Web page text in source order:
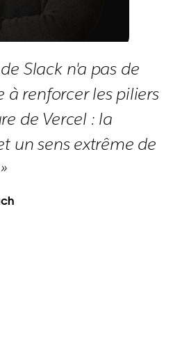
Slack n'a pas de
à renforcer les piliers
de Vercel : la
un sens extrême de